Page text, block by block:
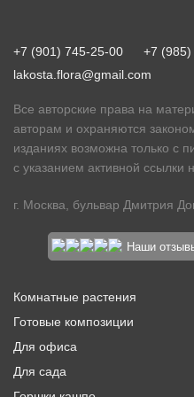
+7 (901) 745-25-00
+7
lakosta.flora@gmail.com
Все авторские права на
авторам и охраняются
изданиях возможна только с
с указанием активной ссылки
г. Москва, бульвар Дмитрия
Наши
Комнатные растения
Готовые композиции
Для офиса
Для сада